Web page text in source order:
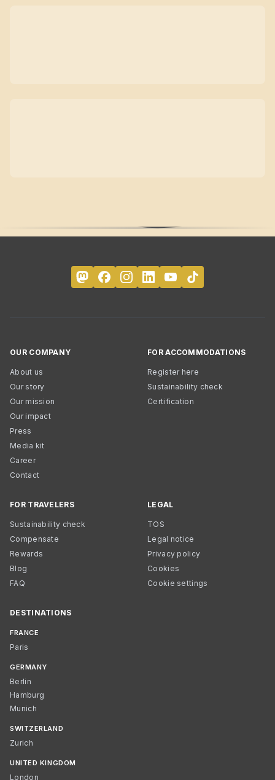
OUR COMPANY
About us
Our story
Our mission
Our impact
Press
Media kit
Career
Contact
FOR ACCOMMODATIONS
Register here
Sustainability check
Certification
FOR TRAVELERS
Sustainability check
Compensate
Rewards
Blog
FAQ
LEGAL
TOS
Legal notice
Privacy policy
Cookies
Cookie settings
DESTINATIONS
FRANCE
Paris
GERMANY
Berlin
Hamburg
Munich
SWITZERLAND
Zurich
UNITED KINGDOM
London